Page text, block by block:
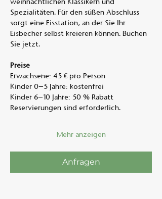
Spezialitäten. Für den süßen Abschluss
sorgt eine Eisstation, an der Sie Ihr
Eisbecher selbst kreieren können. Buchen
Sie jetzt.
Preise
Erwachsene: 45 € pro Person
Kinder 0–5 Jahre: kostenfrei
Kinder 6–10 Jahre: 50 % Rabatt
Reservierungen sind erforderlich.
Mehr anzeigen
Anfragen